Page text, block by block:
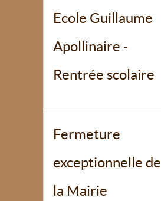
Ecole Guillaume
Apollinaire -
Rentrée scolaire
Fermeture
exceptionnelle de
la Mairie